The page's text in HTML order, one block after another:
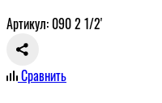
Артикул: 090 2 1/2'
Сравнить